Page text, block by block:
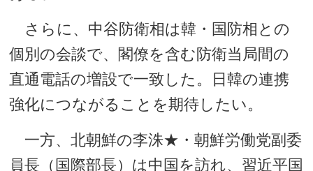
さらに、中谷防衛相は韓・国防相との
個別の会談で、閣僚を含む防衛当局間の
直通電話の増設で一致した。日韓の連携
強化につながることを期待したい。
一方、北朝鮮の李洙★・朝鮮労働党副委
員長（国際部長）は中国を訪れ、習近平国